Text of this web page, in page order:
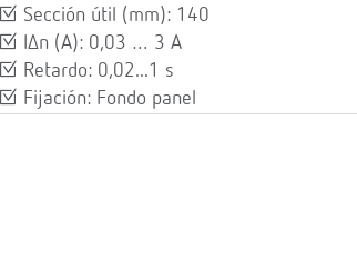
Sección útil (mm): 140
IΔn (A): 0,03 … 3 A
Retardo: 0,02...1 s
Fijación: Fondo panel